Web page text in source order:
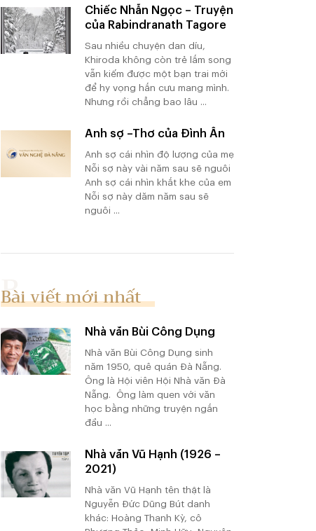
Chiếc Nhẫn Ngọc – Truyện
của Rabindranath Tagore
Sau nhiều chuyện dan díu,
Khiroda không còn trẻ lắm song
vẫn kiếm được một bạn trai mới
để hy vọng hắn cưu mang mình.
Nhưng rồi chẳng bao lâu ...
Anh sợ –Thơ của Đình Ân
Anh sợ cái nhìn độ lượng của mẹ
Nỗi sợ này vài năm sau sẽ nguôi
Anh sợ cái nhìn khắt khe của em
Nỗi sợ này dăm năm sau sẽ
nguôi ...
Bài viết mới nhất
Nhà văn Bùi Công Dụng
Nhà văn Bùi Công Dụng sinh
năm 1950, quê quán Đà Nẵng.
Ông là Hội viên Hội Nhà văn Đà
Nẵng. Ông làm quen với văn
học bằng những truyện ngắn
đầu ...
Nhà văn Vũ Hạnh (1926 –
2021)
Nhà văn Vũ Hạnh tên thật là
Nguyễn Đức Dũng Bút danh
khác: Hoàng Thanh Kỳ, cô